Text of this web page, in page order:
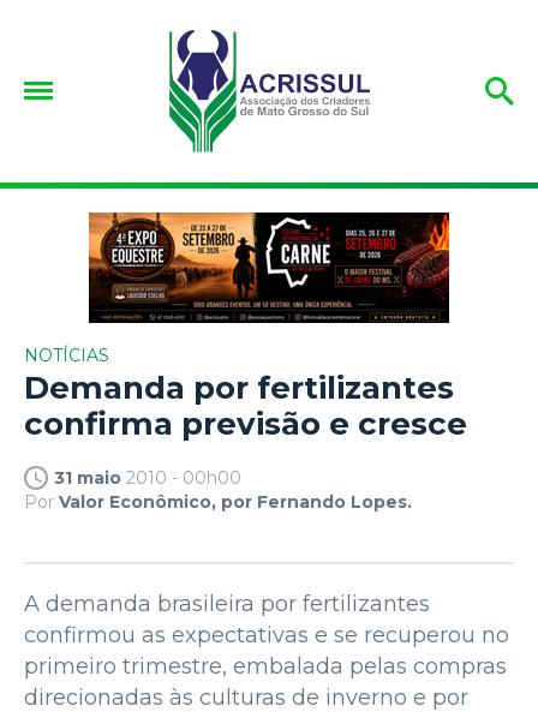
NOTÍCIAS
Demanda por fertilizantes
confirma previsão e cresce
31 maio 2010 - 00h00
Por Valor Econômico, por Fernando Lopes.
A demanda brasileira por fertilizantes
confirmou as expectativas e se recuperou no
primeiro trimestre, embalada pelas compras
direcionadas às culturas de inverno e por